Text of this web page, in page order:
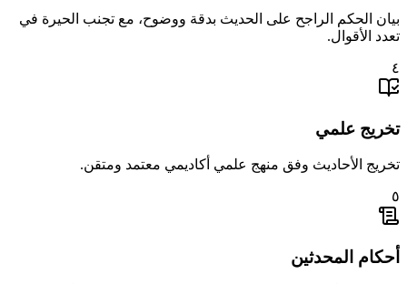
بيان الحكم الراجح على الحديث بدقة ووضوح، مع تجنب الحيرة في
تعدد الأقوال.
٤
تخريج علمي
تخريج الأحاديث وفق منهج علمي أكاديمي معتمد ومتقن.
٥
أحكام المحدثين